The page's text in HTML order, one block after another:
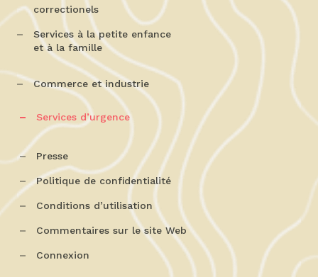
correctionels
Services à la petite enfance
et à la famille
Commerce et industrie
Services d’urgence
Presse
Politique de confidentialité
Conditions d’utilisation
Commentaires sur le site Web
Connexion